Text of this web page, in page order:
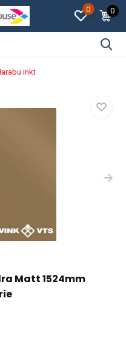
0 0
inkt
Matt 1524mm